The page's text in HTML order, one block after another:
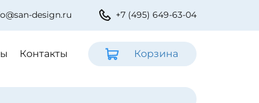
design.ru +7 (495) 649-63-04
Контакты Корзина